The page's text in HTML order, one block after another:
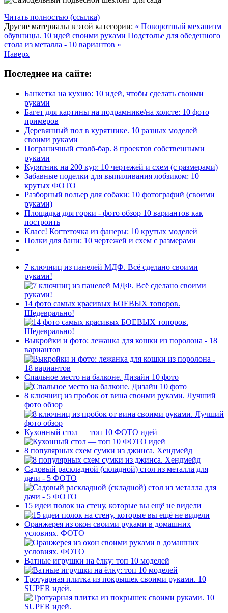
Читать полностью (ссылка)
Другие материалы в этой категории: « Поворотный механизм
обувницы. 10 идей своими руками Подстолье для обеденного
стола из металла - 10 вариантов »
Наверх
Последнее на сайте:
Банкетка на кухню: 10 идей, чтобы сделать своими
руками
Багет для картины на подрамнике/на холсте: 10 фото
примеров
Деревянный пол в курятнике. 10 разных моделей
своими руками
Пограничный столб-бар. 8 проектов собственными
руками
Курятник на 200 кур: 10 чертежей и схем (с размерами)
Забавные поделки для выпиливания лобзиком: 10
крутых ФОТО
Разборный вольер для собаки: 10 фотографий (своими
руками)
Площадка для горки - фото обзор 10 вариантов как
построить
Класс! Когтеточка из фанеры: 10 крутых моделей
Полки для бани: 10 чертежей и схем с размерами
7 ключниц из панелей МДФ. Всё сделано своими
руками!
14 фото самых красивых БОЕВЫХ топоров.
Шедеврально!
Выкройки и фото: лежанка для кошки из поролона - 18
вариантов
Спальное место на балконе. Дизайн 10 фото
8 ключниц из пробок от вина своими руками. Лучший
фото обзор
Кухонный стол — топ 10 ФОТО идей
8 популярных схем сумки из джинса. Хендмейд
Садовый раскладной (складной) стол из металла для
дачи - 5 ФОТО
15 идеи полок на стену, которые вы ещё не видели
Оранжерея из окон своими руками в домашних
условиях. ФОТО
Ватные игрушки на ёлку: топ 10 моделей
Тротуарная плитка из покрышек своими руками. 10
SUPER идей.